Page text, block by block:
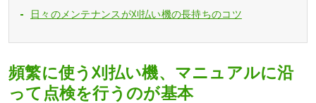
日々のメンテナンスが刈払い機の長持ちのコツ
頻繁に使う刈払い機、マニュアルに沿
って点検を行うのが基本